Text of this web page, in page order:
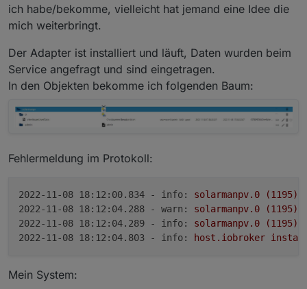
ich habe/bekomme, vielleicht hat jemand eine Idee die
mich weiterbringt.
Der Adapter ist installiert und läuft, Daten wurden beim
Service angefragt und sind eingetragen.
In den Objekten bekomme ich folgenden Baum:
Fehlermeldung im Protokoll:
2022-11-08 18:12:00.834 - info: solarmanpv.0 (1195)
2022-11-08 18:12:04.288 - warn:
solarmanpv.0 (1195)
2022-11-08 18:12:04.289 - info:
solarmanpv.0 (1195)
2022-11-08 18:12:04.803 - info:
host.iobroker
Mein System: